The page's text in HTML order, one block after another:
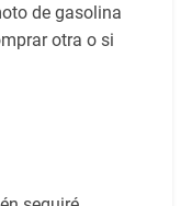
de gasolina
otra o si